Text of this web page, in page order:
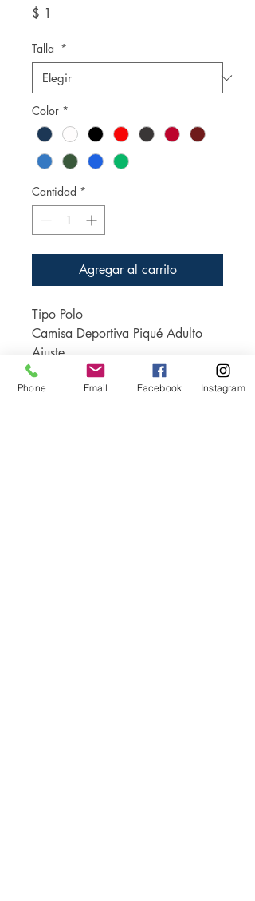
$ 1
Talla *
Color *
Cantidad *
Agregar al carrito
Tipo Polo
Camisa Deportiva Piqué Adulto
Ajuste
Estilo clásico
Tela
Phone Email Facebook Instagram